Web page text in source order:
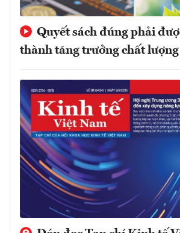
Quyết sách đúng phải
thành tăng trưởng chất lượng